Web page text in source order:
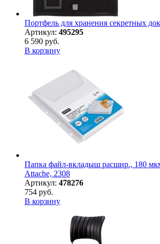
Портфель для хранения секретных
Артикул: 495295
6 590 руб.
В корзину
Папка файл-вкладыш расшир., 180
Attache, 2308
Артикул: 478276
754 руб.
В корзину